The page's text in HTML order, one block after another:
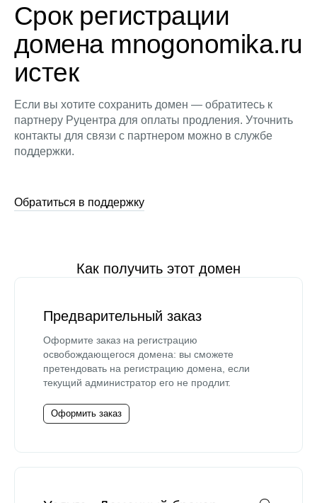
Срок регистрации
домена mnogonomika.ru
истек
Если вы хотите сохранить домен — обратитесь к
партнеру Руцентра для оплаты продления. Уточнить
контакты для связи с партнером можно в службе
поддержки.
Обратиться в поддержку
Как получить этот домен
Предварительный заказ
Оформите заказ на регистрацию
освобождающегося домена: вы сможете
претендовать на регистрацию домена, если
текущий администратор его не продлит.
Оформить заказ